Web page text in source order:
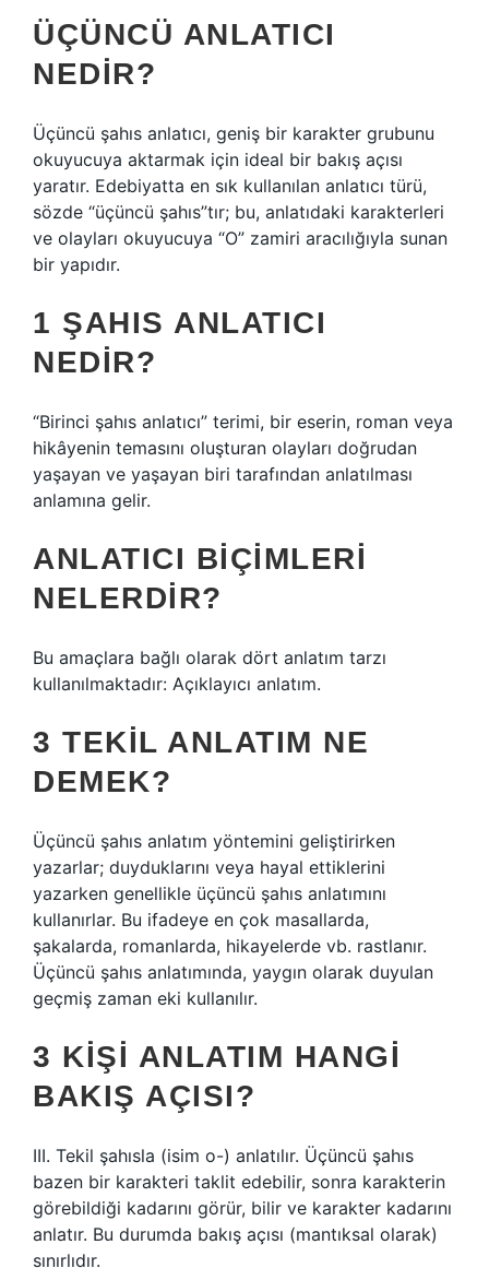
ÜÇÜNCÜ ANLATICI
NEDIR?
Üçüncü şahıs anlatıcı, geniş bir karakter grubunu
okuyucuya aktarmak için ideal bir bakış açısı
yaratır. Edebiyatta en sık kullanılan anlatıcı türü,
sözde “üçüncü şahıs”tır; bu, anlatıdaki karakterleri
ve olayları okuyucuya “O” zamiri aracılığıyla sunan
bir yapıdır.
1 ŞAHIS ANLATICI
NEDIR?
“Birinci şahıs anlatıcı” terimi, bir eserin, roman veya
hikâyenin temasını oluşturan olayları doğrudan
yaşayan ve yaşayan biri tarafından anlatılması
anlamına gelir.
ANLATICI BIÇIMLERI
NELERDIR?
Bu amaçlara bağlı olarak dört anlatım tarzı
kullanılmaktadır: Açıklayıcı anlatım.
3 TEKIL ANLATIM NE
DEMEK?
Üçüncü şahıs anlatım yöntemini geliştirirken
yazarlar; duyduklarını veya hayal ettiklerini
yazarken genellikle üçüncü şahıs anlatımını
kullanırlar. Bu ifadeye en çok masallarda,
şakalarda, romanlarda, hikayelerde vb. rastlanır.
Üçüncü şahıs anlatımında, yaygın olarak duyulan
geçmiş zaman eki kullanılır.
3 KIŞI ANLATIM HANGI
BAKIŞ AÇISI?
III. Tekil şahısla (isim o-) anlatılır. Üçüncü şahıs
bazen bir karakteri taklit edebilir, sonra karakterin
görebildiği kadarını görür, bilir ve karakter kadarını
anlatır. Bu durumda bakış açısı (mantıksal olarak)
sınırlıdır.